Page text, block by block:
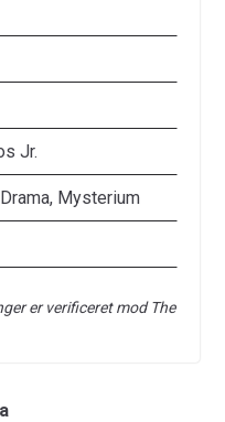
Jr.
Mysterium
er verificeret mod The